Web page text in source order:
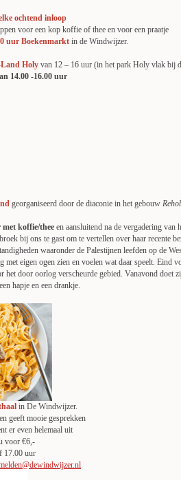
ochtend inloop
voor een kop koffie of thee en voor een praatje
uur Boekenmarkt in de Windwijzer.
Holy van 12 – 16 uur (in het park Holy vlak bij
14.00 -16.00 uur
georganiseerd door de diaconie in het gebouw
koffie/thee en aansluitend na de vergadering van
bij ons te gast om te vertellen over haar recente
waaronder de Palestijnen leefden op de
met eigen ogen zien en voelen wat daar speelt. Eind
het door oorlog verscheurde gebied. Vanavond doet
hapje en een drankje.
in De Windwijzer.
geeft mooie gesprekken
er even helemaal uit
voor €6,-
17.00 uur